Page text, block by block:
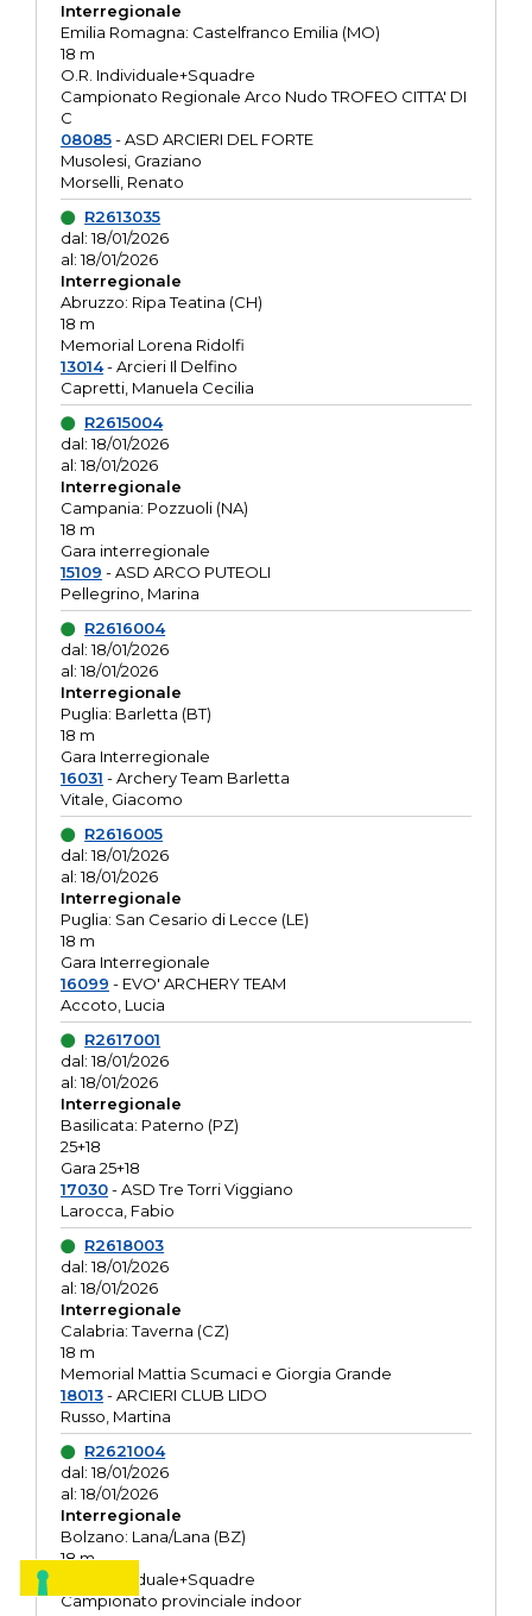
Interregionale
Emilia Romagna: Castelfranco Emilia (MO)
18 m
O.R. Individuale+Squadre
Campionato Regionale Arco Nudo TROFEO CITTA' DI
C
08085- ASD ARCIERI DEL FORTE
Musolesi, Graziano
Morselli, Renato
R2613035
dal: 18/01/2026
al: 18/01/2026
Interregionale
Abruzzo: Ripa Teatina (CH)
18 m
Memorial Lorena Ridolfi
13014- Arcieri Il Delfino
Capretti, Manuela Cecilia
R2615004
dal: 18/01/2026
al: 18/01/2026
Interregionale
Campania: Pozzuoli (NA)
18 m
Gara interregionale
15109 - ASD ARCO PUTEOLI
Pellegrino, Marina
R2616004
dal: 18/01/2026
al: 18/01/2026
Interregionale
Puglia: Barletta (BT)
18 m
Gara Interregionale
16031 - Archery Team Barletta
Vitale, Giacomo
R2616005
dal: 18/01/2026
al: 18/01/2026
Interregionale
Puglia: San Cesario di Lecce (LE)
18 m
Gara Interregionale
16099 - EVO' ARCHERY TEAM
Accoto, Lucia
R2617001
dal: 18/01/2026
al: 18/01/2026
Interregionale
Basilicata: Paterno (PZ)
25+18
Gara 25+18
17030- ASD Tre Torri Viggiano
Larocca, Fabio
R2618003
dal: 18/01/2026
al: 18/01/2026
Interregionale
Calabria: Taverna (CZ)
18 m
Memorial Mattia Scumaci e Giorgia Grande
18013- ARCIERI CLUB LIDO
Russo, Martina
R2621004
dal: 18/01/2026
al: 18/01/2026
Interregionale
Bolzano: Lana/Lana (BZ)
18 m
O.R. Individuale+Squadre
Campionato provinciale indoor